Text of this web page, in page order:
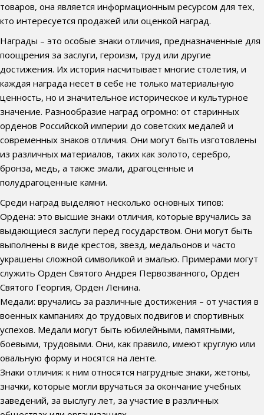
товаров, она является информационным ресурсом для тех,
кто интересуется продажей или оценкой наград.
Награды – это особые знаки отличия, предназначенные для
поощрения за заслуги, героизм, труд или другие
достижения. Их история насчитывает многие столетия, и
каждая награда несет в себе не только материальную
ценность, но и значительное историческое и культурное
значение. Разнообразие наград огромно: от старинных
орденов Российской империи до советских медалей и
современных знаков отличия. Они могут быть изготовлены
из различных материалов, таких как золото, серебро,
бронза, медь, а также эмали, драгоценные и
полудрагоценные камни.
Среди наград выделяют несколько основных типов:
Ордена: это высшие знаки отличия, которые вручались за
выдающиеся заслуги перед государством. Они могут быть
выполнены в виде крестов, звезд, медальонов и часто
украшены сложной символикой и эмалью. Примерами могут
служить Орден Святого Андрея Первозванного, Орден
Святого Георгия, Орден Ленина.
Медали: вручались за различные достижения – от участия в
военных кампаниях до трудовых подвигов и спортивных
успехов. Медали могут быть юбилейными, памятными,
боевыми, трудовыми. Они, как правило, имеют круглую или
овальную форму и носятся на ленте.
Знаки отличия: к ним относятся нагрудные знаки, жетоны,
значки, которые могли вручаться за окончание учебных
заведений, за выслугу лет, за участие в различных